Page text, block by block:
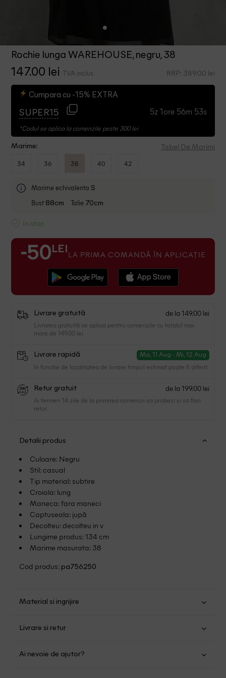
Rochie lunga WAREHOUSE, negru, 38
147.00 lei TVA inclus RRP: 389.00 lei
Cumpara cu -15% EXTRA
SUPER15 5z 1ore 56m 53s
*Codul se aplica la comenzile peste 300 lei
Marime: Tabel De Marimi
34 36 38 40 42
Marime echivalenta S
Bust 88cm Talie 70cm
In stoc
-50 LEI LA PRIMA COMANDĂ ÎN APLICAȚIE
Livrare gratuită de la 149.00 lei
Livrarea gratuită se aplica pentru comenzile cu totalul mai
mare de 149.00 lei
Livrare rapidă Ma, 11 Aug - Mi, 12 Aug
In functie de localitatea de livrare timpul estimat poate fi diferit.
Retur gratuit de la 199.00 lei
Ai termen 14 zile de la primirea comenzii sa probezi si sa faci
retur.
Detalii produs
Culoare: Negru
Stil: casual
Tip material: subtire
Croiala: lung
Maneca: fara maneci
Captuseala: jupă
Decolteu: decolteu in v
Lungime produs: 134 cm
Marime masurata: 38
Cod produs: pa756250
Material si ingrijire
Nu folositi inalbitor
Nu uscati in uscator
Livrare si retur
mare de 149.00 lei.
Ai nevoie de ajutor?